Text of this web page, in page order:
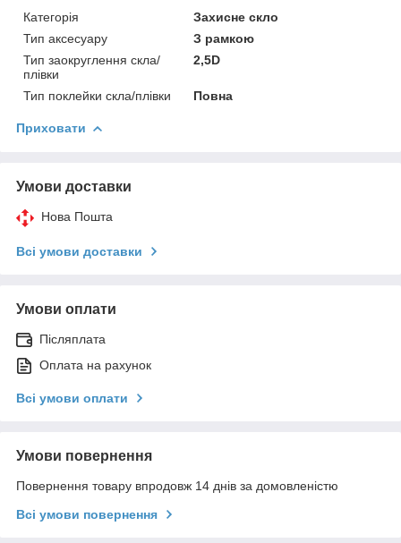
Категорія
Захисне скло
Тип аксесуару
З рамкою
Тип заокруглення скла/
плівки
2,5D
Тип поклейки скла/плівки Повна
Приховати
Умови доставки
Нова Пошта
Всі умови доставки
Умови оплати
Післяплата
Оплата на рахунок
Всі умови оплати
Умови повернення
Повернення товару впродовж 14 днів за домовленістю
Всі умови повернення